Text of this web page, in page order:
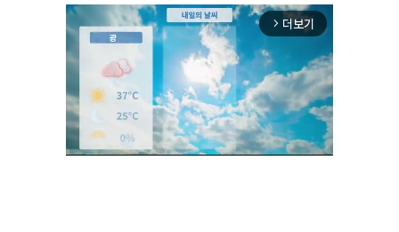
arrow_forward_ios 더보기